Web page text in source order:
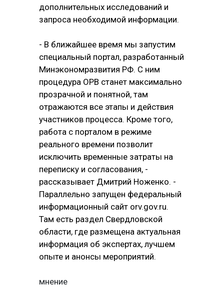
дополнительных исследований и
запроса необходимой информации.
- В ближайшее время мы запустим
специальный портал, разработанный
Минэкономразвития РФ. С ним
процедура ОРВ станет максимально
прозрачной и понятной, там
отражаются все этапы и действия
участников процесса. Кроме того,
работа с порталом в режиме
реального времени позволит
исключить временные затраты на
переписку и согласования, -
рассказывает Дмитрий Ноженко. -
Параллельно запущен федеральный
информационный сайт orv.gov.ru.
Там есть раздел Свердловской
области, где размещена актуальная
информация об экспертах, лучшем
опыте и анонсы мероприятий.
мнение